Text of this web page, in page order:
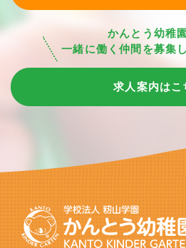
かんとう幼稚
一緒に働く仲間を募集
求人案内はこ